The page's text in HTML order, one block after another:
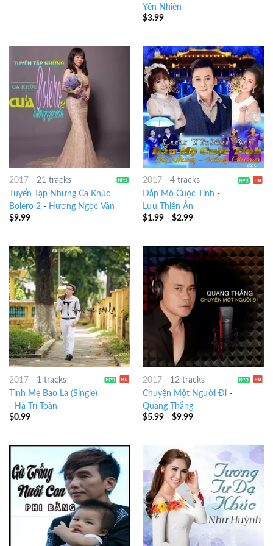
Yên Nhiên
$3.99
2017 - 21 tracks
Tuyển Tập Những Ca Khúc
Bolero 2- Hương Ngọc Vân
$9.99
2017 - 4 tracks
Đắp Mộ Cuộc Tình -
Lưu Thiên Ân
$1.99- $2.99
2017- 1 tracks
Tình Mẹ Bao La (Single)
- Hà Trí Toàn
$0.99
2017- 12 tracks
Chuyện Một Người Đi-
Quang Thắng
$5.99- $9.99